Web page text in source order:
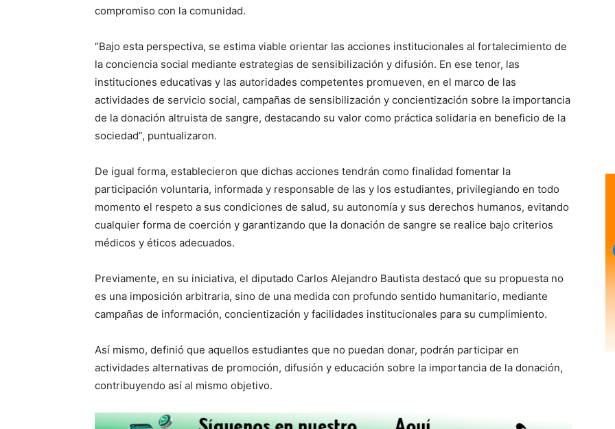
compromiso con la comunidad.
“Bajo esta perspectiva, se estima viable orientar las acciones institucionales al fortalecimiento de
la conciencia social mediante estrategias de sensibilización y difusión. En ese tenor, las
instituciones educativas y las autoridades competentes promueven, en el marco de las
actividades de servicio social, campañas de sensibilización y concientización sobre la importancia
de la donación altruista de sangre, destacando su valor como práctica solidaria en beneficio de la
sociedad”, puntualizaron.
De igual forma, establecieron que dichas acciones tendrán como finalidad fomentar la
participación voluntaria, informada y responsable de las y los estudiantes, privilegiando en todo
momento el respeto a sus condiciones de salud, su autonomía y sus derechos humanos, evitando
cualquier forma de coerción y garantizando que la donación de sangre se realice bajo criterios
médicos y éticos adecuados.
Previamente, en su iniciativa, el diputado Carlos Alejandro Bautista destacó que su propuesta no
es una imposición arbitraria, sino de una medida con profundo sentido humanitario, mediante
campañas de información, concientización y facilidades institucionales para su cumplimiento.
Así mismo, definió que aquellos estudiantes que no puedan donar, podrán participar en
actividades alternativas de promoción, difusión y educación sobre la importancia de la donación,
contribuyendo así al mismo objetivo.